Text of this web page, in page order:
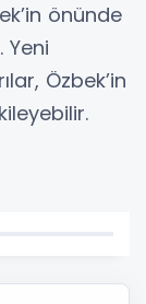
önünde
Yeni
Özbek’in